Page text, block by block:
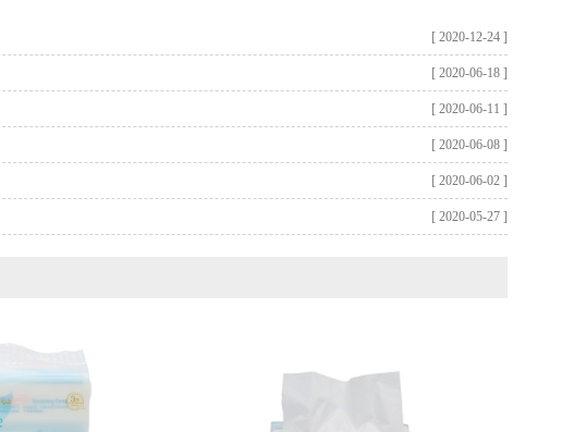
[ 2020-12-24 ]
[ 2020-06-18 ]
[ 2020-06-11 ]
[ 2020-06-08 ]
[ 2020-06-02 ]
[ 2020-05-27 ]